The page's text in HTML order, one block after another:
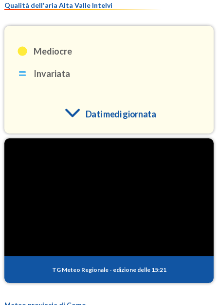
Qualità dell'aria Alta Valle Intelvi
Mediocre
Invariata
Dati medi giornata
PM25
TG Meteo Regionale - edizione delle 15:21